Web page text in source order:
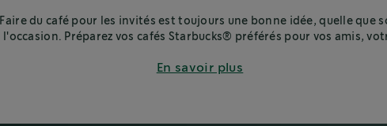
Faire du café pour les invités est toujours une bonne idée, quelle que
l'occasion. Préparez vos cafés Starbucks® préférés pour vos amis,
En savoir plus